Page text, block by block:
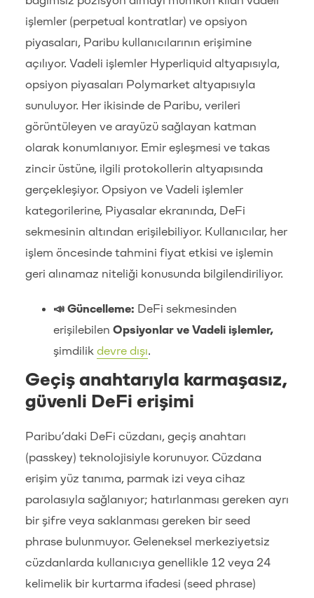
işlemler (perpetual kontratlar) ve opsiyon
piyasaları, Paribu kullanıcılarının erişimine
açılıyor. Vadeli işlemler Hyperliquid altyapısıyla,
opsiyon piyasaları Polymarket altyapısıyla
sunuluyor. Her ikisinde de Paribu, verileri
görüntüleyen ve arayüzü sağlayan katman
olarak konumlanıyor. Emir eşleşmesi ve takas
zincir üstüne, ilgili protokollerin altyapısında
gerçekleşiyor. Opsiyon ve Vadeli işlemler
kategorilerine, Piyasalar ekranında, DeFi
sekmesinin altından erişilebiliyor. Kullanıcılar, her
işlem öncesinde tahmini fiyat etkisi ve işlemin
geri alınamaz niteliği konusunda bilgilendiriliyor.
📣 Güncelleme: DeFi sekmesinden
erişilebilen Opsiyonlar ve Vadeli işlemler,
şimdilik devre dışı.
Geçiş anahtarıyla karmaşasız,
güvenli DeFi erişimi
Paribu’daki DeFi cüzdanı, geçiş anahtarı
(passkey) teknolojisiyle korunuyor. Cüzdana
erişim yüz tanıma, parmak izi veya cihaz
parolasıyla sağlanıyor; hatırlanması gereken ayrı
bir şifre veya saklanması gereken bir seed
phrase bulunmuyor. Geleneksel merkeziyetsiz
cüzdanlarda kullanıcıya genellikle 12 veya 24
kelimelik bir kurtarma ifadesi (seed phrase)